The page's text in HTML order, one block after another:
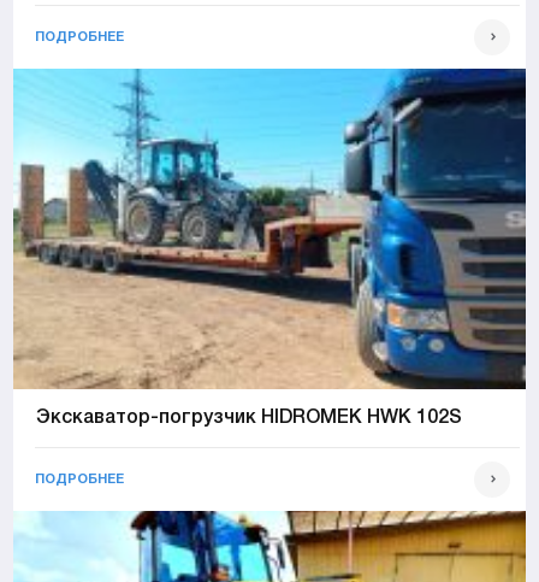
ПОДРОБНЕЕ
Экскаватор-погрузчик HIDROMEK HWK 102S
ПОДРОБНЕЕ